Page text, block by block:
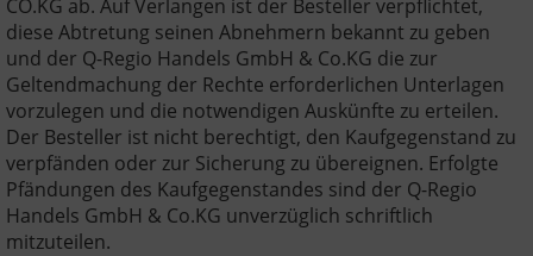
CO.KG ab. Auf Verlangen ist der Besteller verpflichtet,
diese Abtretung seinen Abnehmern bekannt zu geben
und der Q-Regio Handels GmbH & Co.KG die zur
Geltendmachung der Rechte erforderlichen Unterlagen
vorzulegen und die notwendigen Auskünfte zu erteilen.
Der Besteller ist nicht berechtigt, den Kaufgegenstand zu
verpfänden oder zur Sicherung zu übereignen. Erfolgte
Pfändungen des Kaufgegenstandes sind der Q-Regio
Handels GmbH & Co.KG unverzüglich schriftlich
mitzuteilen.